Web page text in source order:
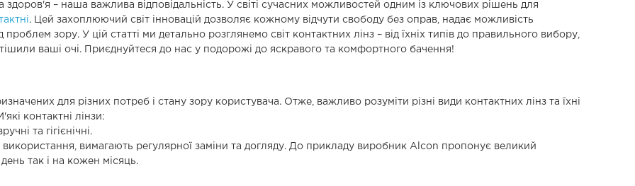
здоров'я – наша важлива відповідальність. У світі сучасних можливостей одним із ключових рішень для
. Цей захоплюючий світ інновацій дозволяє кожному відчути свободу без оправ, надає можливість
зору. У цій статті ми детально розглянемо світ контактних лінз – від їхніх типів до правильного вибору,
ваші очі. Приєднуйтеся до нас у подорожі до яскравого та комфортного бачення!
для різних потреб і стану зору користувача. Отже, важливо розуміти різні види контактних лінз та їхні
контактні лінзи:
та гігієнічні.
використання, вимагають регулярної заміни та догляду. До прикладу виробник Alcon пропонує великий
так і на кожен місяць.